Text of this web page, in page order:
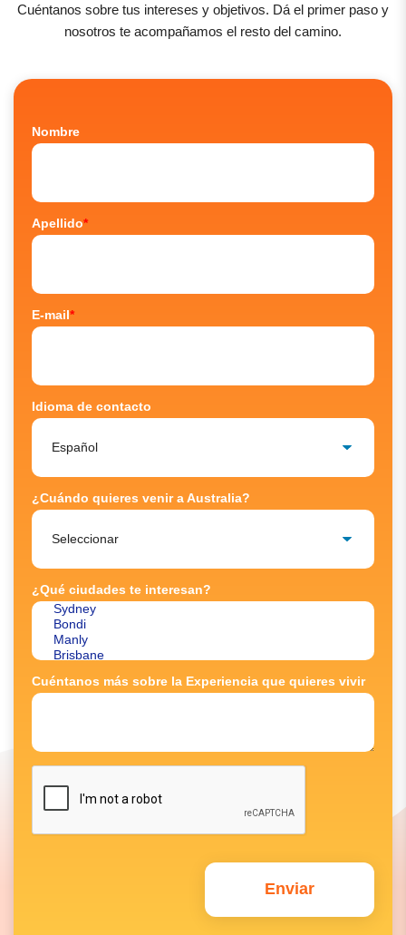
Cuéntanos sobre tus intereses y objetivos. Dá el primer paso y
nosotros te acompañamos el resto del camino.
Nombre
Apellido*
E-mail*
Idioma de contacto
¿Cuándo quieres venir a Australia?
¿Qué ciudades te interesan?
Cuéntanos más sobre la Experiencia que quieres vivir